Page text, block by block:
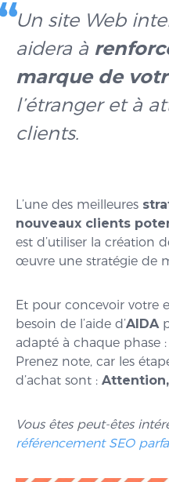
Un site Web
aidera à
marque de
l’étranger et à
clients.
L’une des meilleures
nouveaux clients
est d’utiliser la création
œuvre une stratégie de
Et pour concevoir votre
besoin de l’aide d’AIDA
adapté à chaque phase
Prenez note, car les
d’achat sont :
Vous êtes peut-êtes
référencement SEO